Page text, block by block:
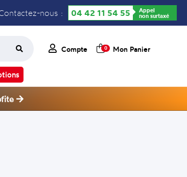
nous : 04 42 11 54 55 Appel
non surtaxé
Compte 0 Mon Panier